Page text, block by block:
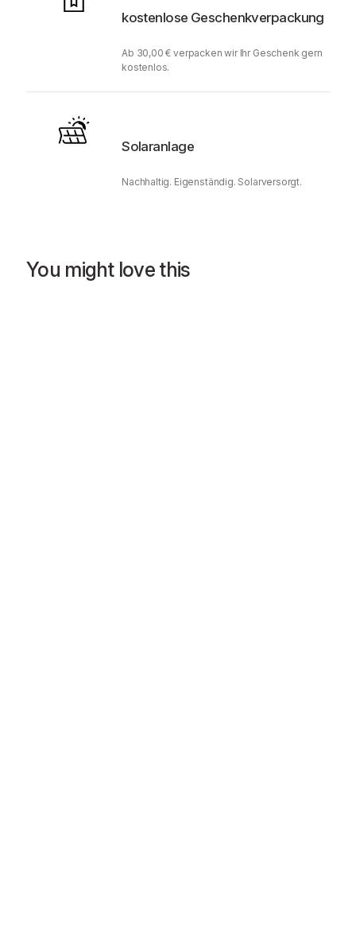
kostenlose Geschenkverpackung
Ab 30,00 € verpacken wir Ihr Geschenk gern
kostenlos.
Solaranlage
Nachhaltig. Eigenständig. Solarversorgt.
You might love this